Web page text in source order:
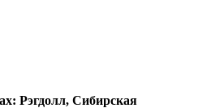
Рэгдолл, Сибирская